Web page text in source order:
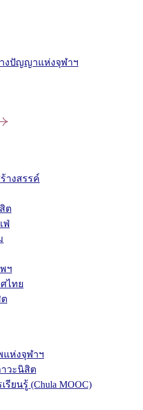
งปัญญาแห่งจุฬาฯ
างสรรค์
ต
ฟ่
ฯ
ไทย
ห่งจุฬาฯ
วะนิสิต
ยนรู้ (Chula MOOC)